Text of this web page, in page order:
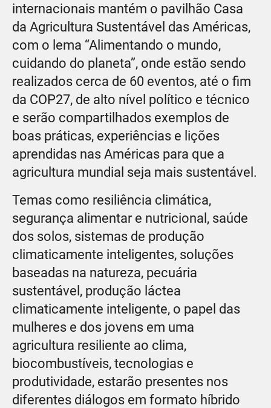
internacionais mantém o pavilhão Casa
da Agricultura Sustentável das Américas,
com o lema “Alimentando o mundo,
cuidando do planeta”, onde estão sendo
realizados cerca de 60 eventos, até o fim
da COP27, de alto nível político e técnico
e serão compartilhados exemplos de
boas práticas, experiências e lições
aprendidas nas Américas para que a
agricultura mundial seja mais sustentável.
Temas como resiliência climática,
segurança alimentar e nutricional, saúde
dos solos, sistemas de produção
climaticamente inteligentes, soluções
baseadas na natureza, pecuária
sustentável, produção láctea
climaticamente inteligente, o papel das
mulheres e dos jovens em uma
agricultura resiliente ao clima,
biocombustíveis, tecnologias e
produtividade, estarão presentes nos
diferentes diálogos em formato híbrido